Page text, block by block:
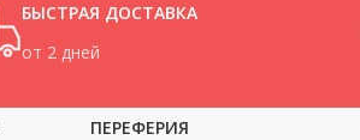
БЫСТРАЯ ДОСТАВКА
от 2 дней
ПЕРЕФЕРИЯ